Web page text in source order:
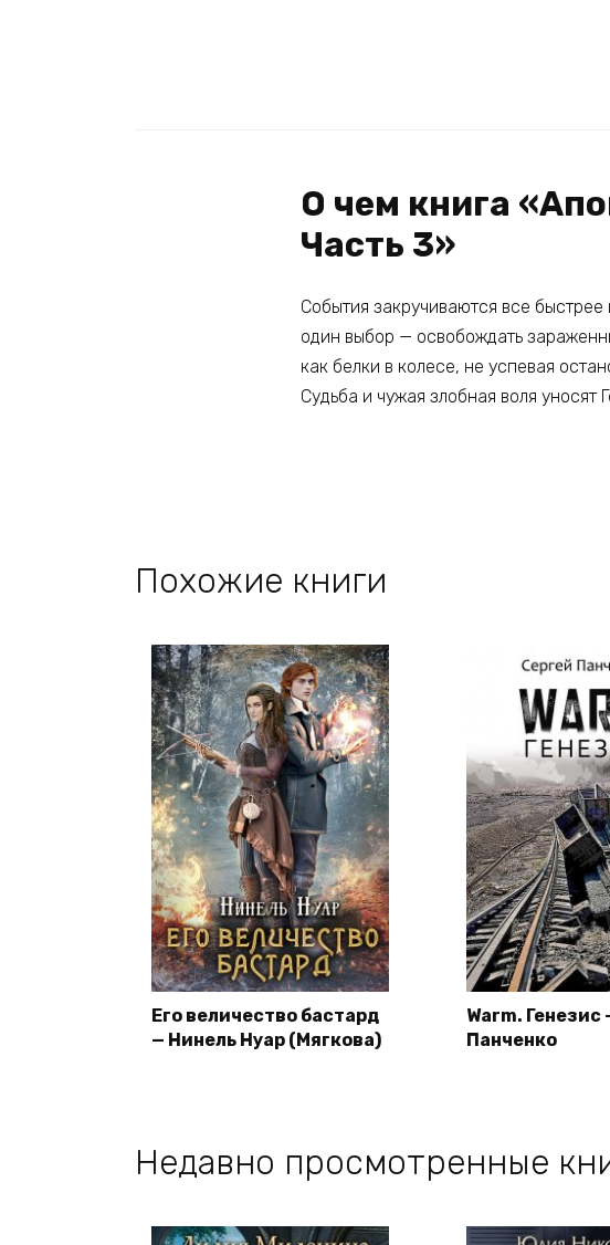
О чем книга
Часть 3»
События закручиваются все
один выбор — освобождать
как белки в колесе, не успевая
Судьба и чужая злобная воля уносят
Похожие книги
Его величество бастард
— Нинель Нуар (Мягкова)
Warm. Генезис
Панченко
Недавно просмотренные